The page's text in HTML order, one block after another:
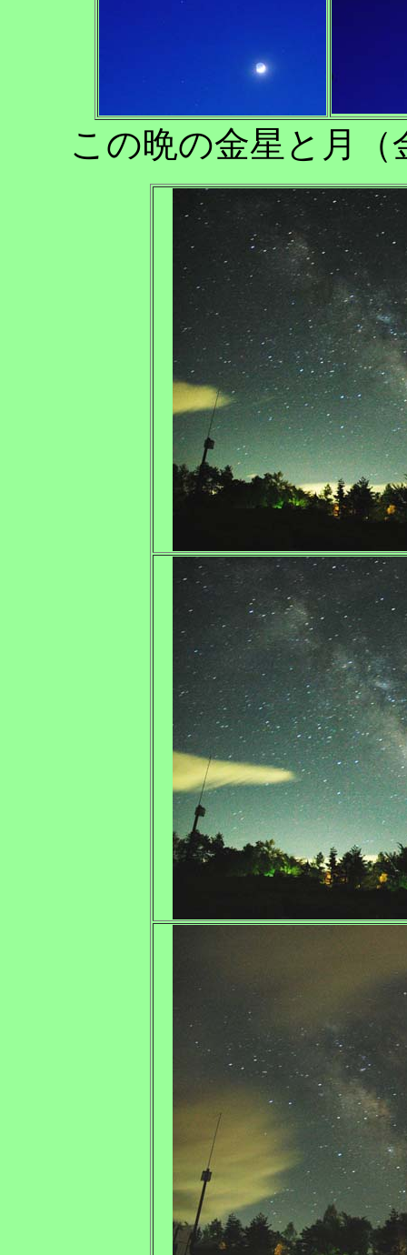
この晩の金星と月